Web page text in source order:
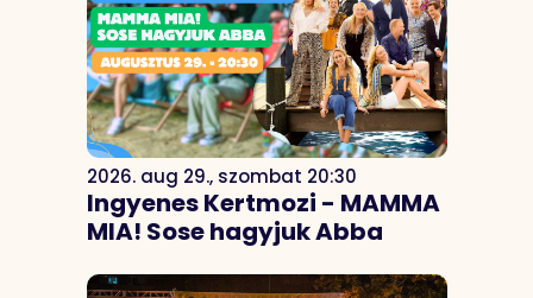
2026. aug 29., szombat 20:30
Ingyenes Kertmozi - MAMMA
MIA! Sose hagyjuk Abba